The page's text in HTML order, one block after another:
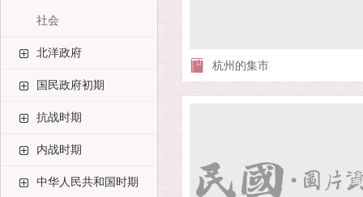
社会
北洋政府
国民政府初期
抗战时期
内战时期
中华人民共和国时期
杭州的集市